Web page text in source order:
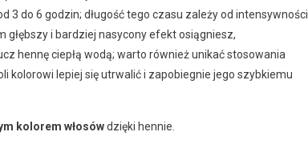
3 do 6 godzin; długość tego czasu zależy od intensywności
głębszy i bardziej nasycony efekt osiągniesz,
hennę ciepłą wodą; warto również unikać stosowania
lepiej się utrwalić i zapobiegnie jego szybkiemu
kolorem włosówdzięki hennie.